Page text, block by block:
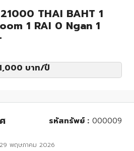
THAI BAHT 1
1 RAI 0 Ngan 1
บาท/ปี
รหัสทรัพย์ : 000009
พฤษภาคม 2026